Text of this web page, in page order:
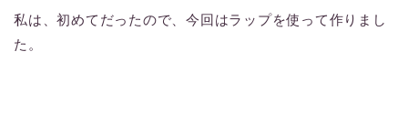
私は、初めてだったので、今回はラップを使って作りまし
た。